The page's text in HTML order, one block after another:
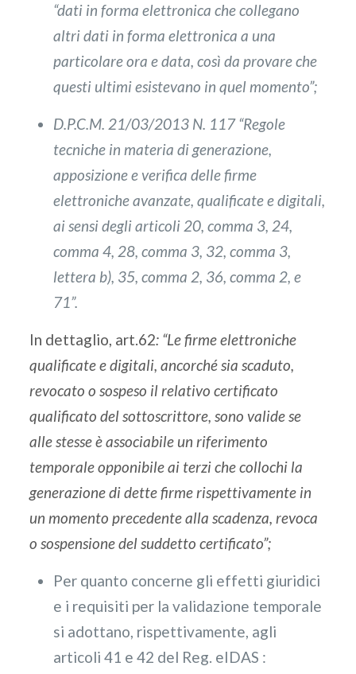
“dati in forma elettronica che collegano
altri dati in forma elettronica a una
particolare ora e data, così da provare che
questi ultimi esistevano in quel momento”;
D.P.C.M. 21/03/2013 N. 117 “Regole
tecniche in materia di generazione,
apposizione e verifica delle firme
elettroniche avanzate, qualificate e digitali,
ai sensi degli articoli 20, comma 3, 24,
comma 4, 28, comma 3, 32, comma 3,
lettera b), 35, comma 2, 36, comma 2, e
71”.
In dettaglio, art.62: “Le firme elettroniche
qualificate e digitali, ancorché sia scaduto,
revocato o sospeso il relativo certificato
qualificato del sottoscrittore, sono valide se
alle stesse è associabile un riferimento
temporale opponibile ai terzi che collochi la
generazione di dette firme rispettivamente in
un momento precedente alla scadenza, revoca
o sospensione del suddetto certificato”;
Per quanto concerne gli effetti giuridici
e i requisiti per la validazione temporale
si adottano, rispettivamente, agli
articoli 41 e 42 del Reg. eIDAS :